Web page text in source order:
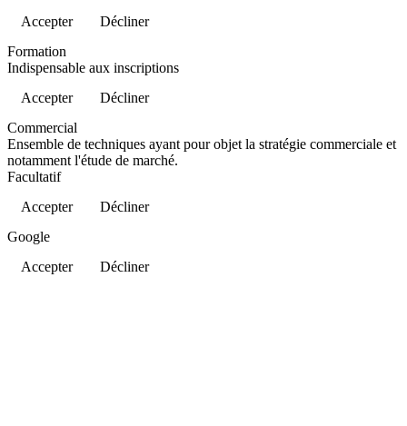
Accepter
Décliner
Formation
Indispensable aux inscriptions
Accepter
Décliner
Commercial
Ensemble de techniques ayant pour objet la stratégie commerciale et
notamment l'étude de marché.
Facultatif
Accepter
Décliner
Google
Accepter
Décliner